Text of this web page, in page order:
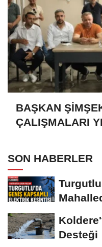
BAŞKAN
ÇALIŞMALARI
SON HABERLER
Desteği